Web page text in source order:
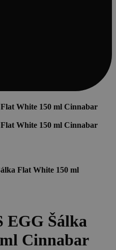
Flat White 150 ml
Šálka
Cinnabar